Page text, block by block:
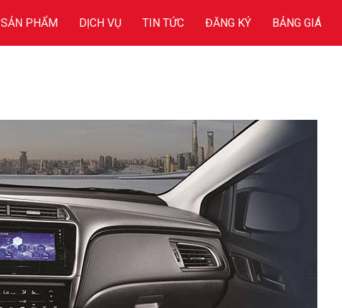
SẢN PHẨM DỊCH VỤ TIN TỨC ĐĂNG KÝ BẢNG GIÁ